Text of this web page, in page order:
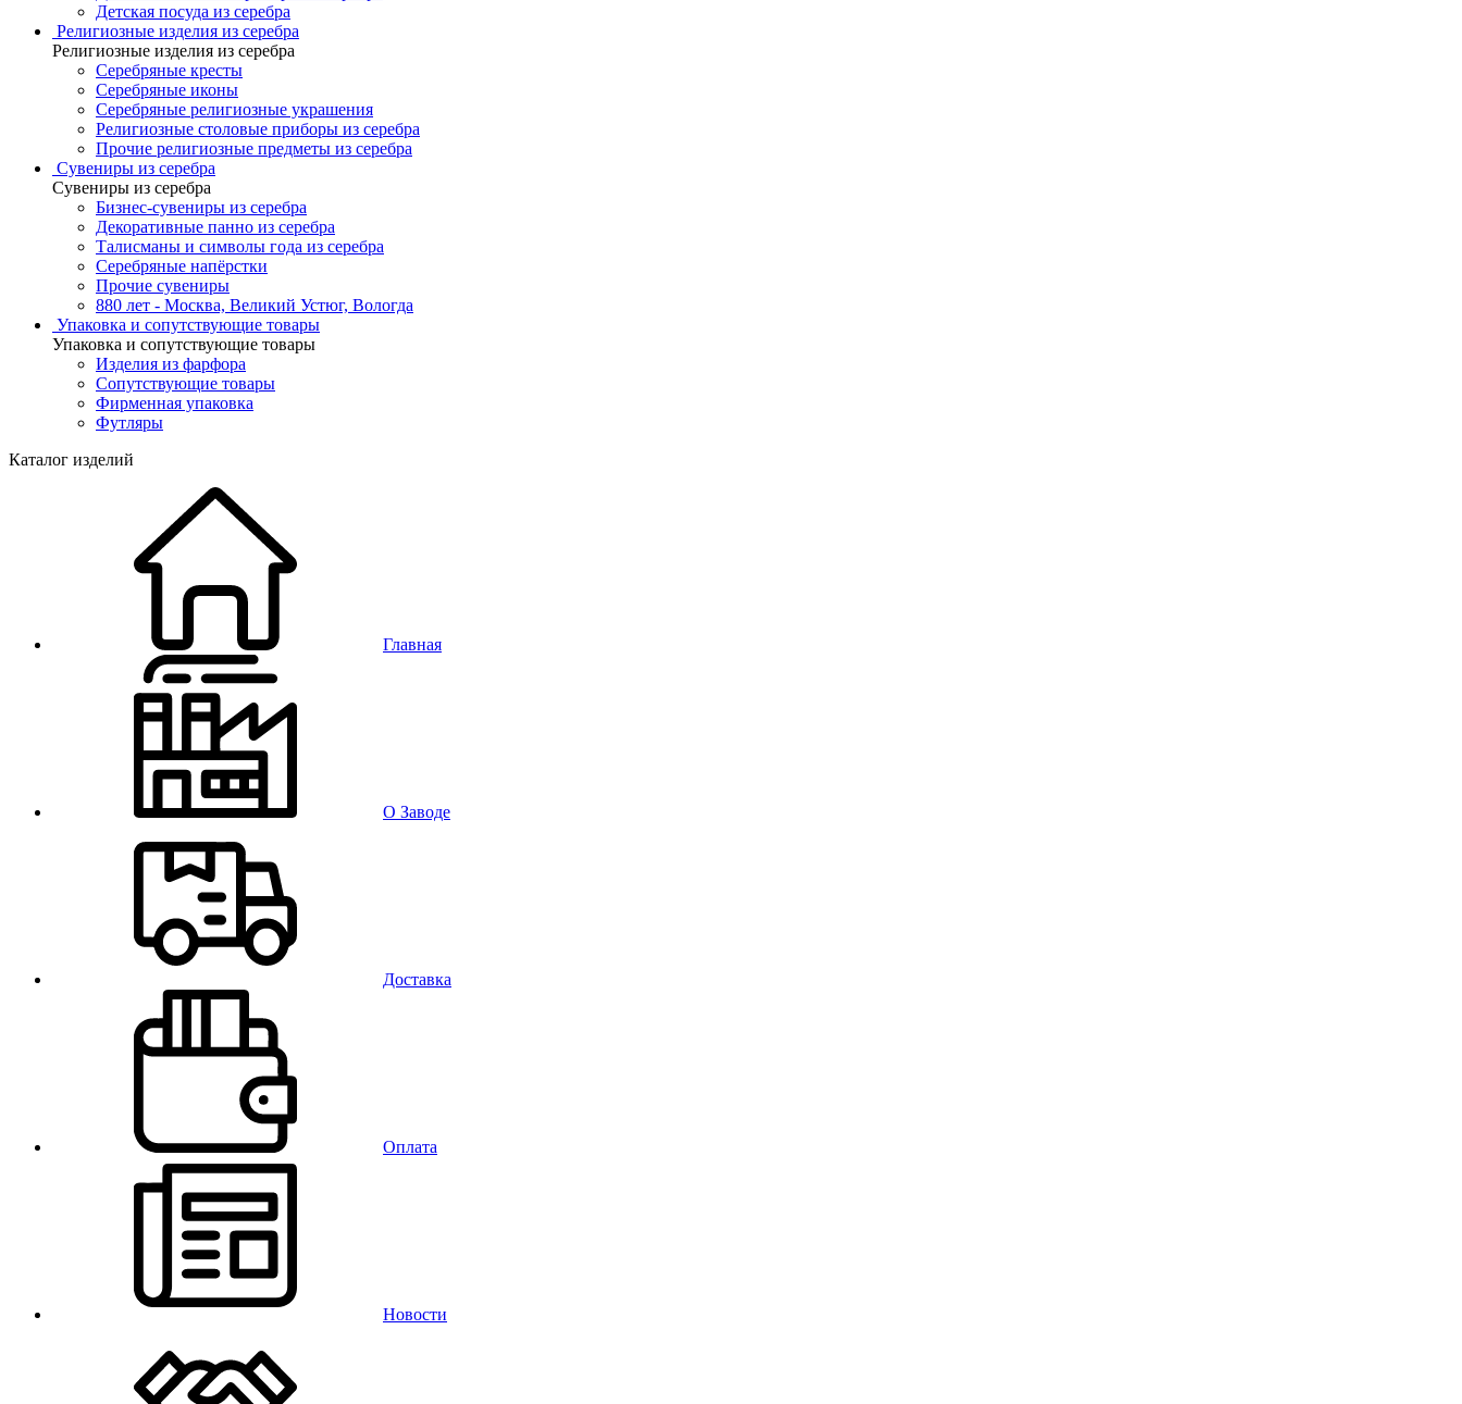
Детская посуда из серебра
Религиозные изделия из серебра
Религиозные изделия из серебра
Серебряные кресты
Серебряные иконы
Серебряные религиозные украшения
Религиозные столовые приборы из серебра
Прочие религиозные предметы из серебра
Сувениры из серебра
Сувениры из серебра
Бизнес-сувениры из серебра
Декоративные панно из серебра
Талисманы и символы года из серебра
Серебряные напёрстки
Прочие сувениры
880 лет - Москва, Великий Устюг, Вологда
Упаковка и сопутствующие товары
Упаковка и сопутствующие товары
Изделия из фарфора
Сопутствующие товары
Фирменная упаковка
Футляры
Каталог изделий
Главная
О Заводе
Доставка
Оплата
Новости